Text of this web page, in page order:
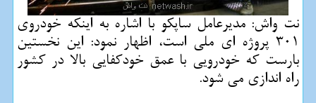
نت واش: مدیرعامل ساپكو با اشاره به اینكه خودروی
301 پروژه ای ملی است، اظهار نمود: این نخستین
بارست كه خودرویی با عمق خودكفایی بالا در كشور
راه اندازی می شود.